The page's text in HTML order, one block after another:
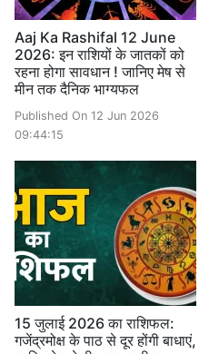
Aaj Ka Rashifal 12 June
2026: इन राशियों के जातकों को
रहना होगा सावधान ! जानिए मेष से
मीन तक दैनिक भाग्यफल
Published On 12 Jun 2026
09:44:15
15 जुलाई 2026 का राशिफल:
गजेंद्रमोक्ष के पाठ से दूर होंगी बाधाएं,